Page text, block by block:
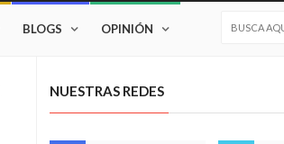
BLOGS OPINIÓN
NUESTRAS REDES